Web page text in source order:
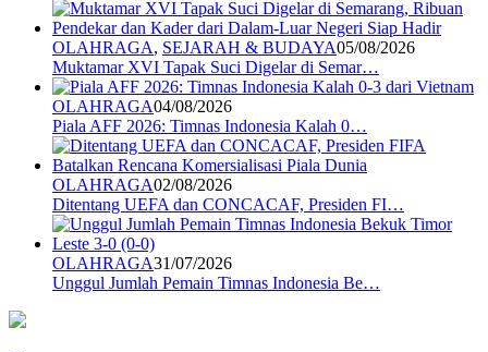
OLAHRAGA, SEJARAH & BUDAYA05/08/2026
Muktamar XVI Tapak Suci Digelar di Semar…
OLAHRAGA04/08/2026
Piala AFF 2026: Timnas Indonesia Kalah 0…
OLAHRAGA02/08/2026
Ditentang UEFA dan CONCACAF, Presiden FI…
OLAHRAGA31/07/2026
Unggul Jumlah Pemain Timnas Indonesia Be…